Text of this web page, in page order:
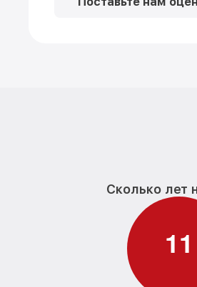
Сколько лет
11